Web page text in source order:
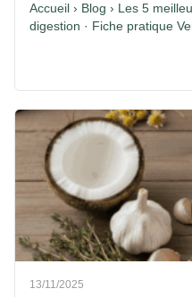
Accueil › Blog › Les 5
digestion · Fiche pratique
13/11/2025